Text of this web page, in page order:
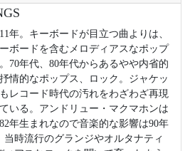
年。キーボードが目立つ曲よりは、
ボードを含むメロディアスなポップ
70年代、80年代からあるやや内省的
情的なポップス、ロック。ジャケッ
もレコード時代の汚れをわざわざ再現
いる。アンドリュー・マクマホンは
年生まれなので音楽的な影響は90年
時流行のグランジやオルタナティ